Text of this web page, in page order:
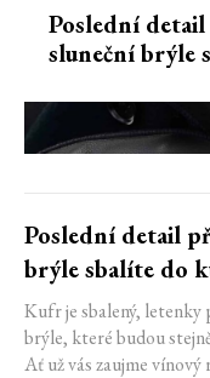
Poslední
sluneční brýle
Poslední detail
brýle sbalíte do
Kufr je sbalený, letenky
brýle, které budou
Ať už vás zaujme